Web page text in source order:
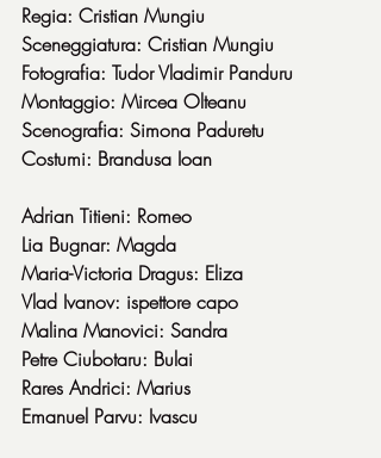
Regia: Cristian Mungiu
Sceneggiatura: Cristian Mungiu
Fotografia: Tudor Vladimir Panduru
Montaggio: Mircea Olteanu
Scenografia: Simona Paduretu
Costumi: Brandusa Ioan
Adrian Titieni: Romeo
Lia Bugnar: Magda
Maria-Victoria Dragus: Eliza
Vlad Ivanov: ispettore capo
Malina Manovici: Sandra
Petre Ciubotaru: Bulai
Rares Andrici: Marius
Emanuel Parvu: Ivascu